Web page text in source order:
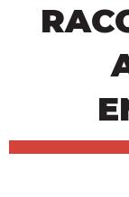
contenu